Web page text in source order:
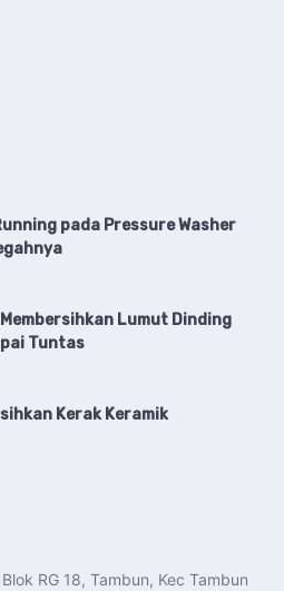
pada Pressure Washer
Lumut Dinding
Tuntas
Kerak Keramik
RG 18, Tambun, Kec Tambun